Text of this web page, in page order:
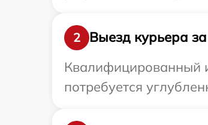
2
Выезд курьера
Квалифицированный
потребуется